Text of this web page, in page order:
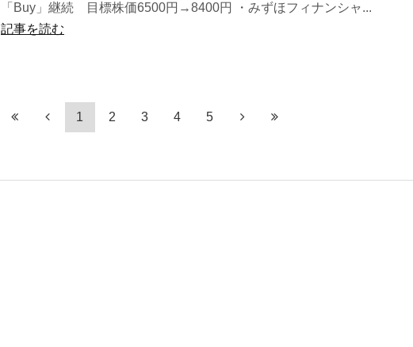
「Buy」継続 目標株価6500円→8400円 ・みずほフィナンシャ...
記事を読む
1 2 3 4 5